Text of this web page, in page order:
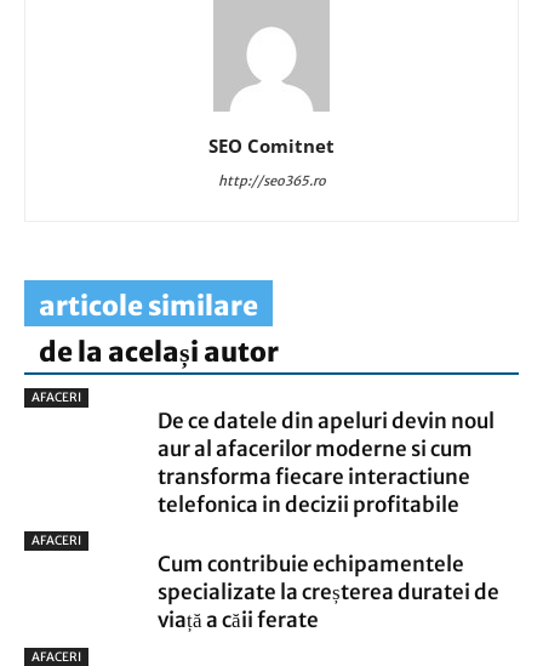
SEO Comitnet
http://seo365.ro
articole similare
de la același autor
AFACERI
De ce datele din apeluri devin noul
aur al afacerilor moderne si cum
transforma fiecare interactiune
telefonica in decizii profitabile
AFACERI
Cum contribuie echipamentele
specializate la creșterea duratei de
viață a căii ferate
AFACERI